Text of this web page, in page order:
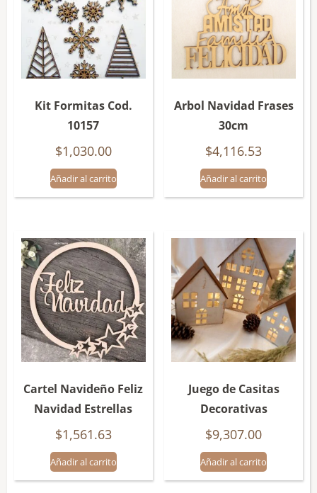
Kit Formitas Cod.
10157
$1,030.00
Añadir al carrito
Arbol Navidad Frases
30cm
$4,116.53
Añadir al carrito
Cartel Navideño Feliz
Navidad Estrellas
$1,561.63
Añadir al carrito
Juego de Casitas
Decorativas
$9,307.00
Añadir al carrito